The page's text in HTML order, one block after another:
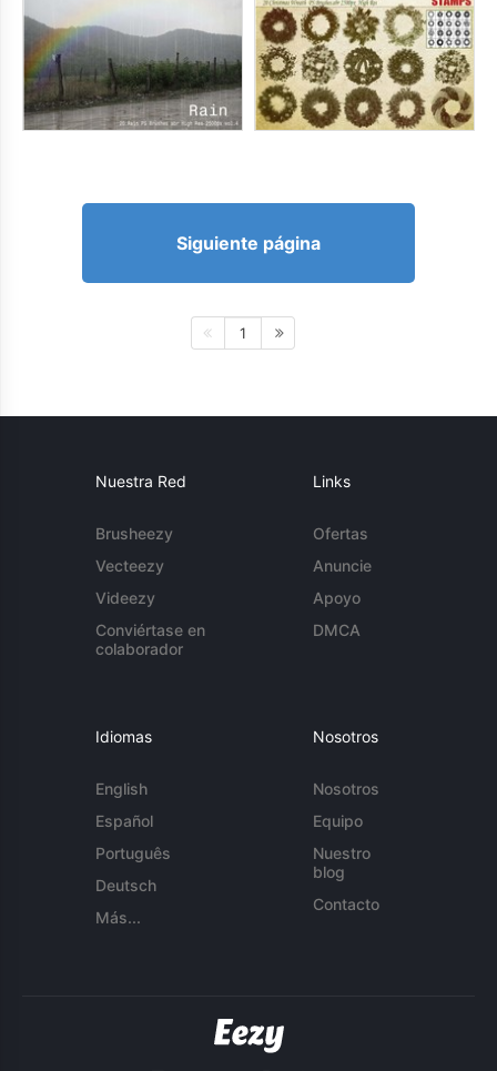
Siguiente página
1
Nuestra Red
Brusheezy
Vecteezy
Videezy
Conviértase en
colaborador
Links
Ofertas
Anuncie
Apoyo
DMCA
Idiomas
English
Español
Português
Deutsch
Más...
Nosotros
Nosotros
Equipo
Nuestro
blog
Contacto